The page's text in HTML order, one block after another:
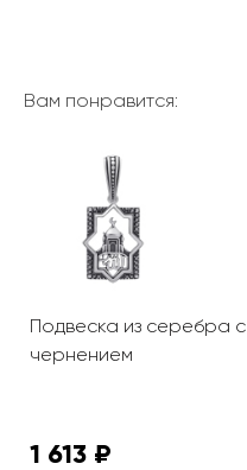
Вам понравится:
Подвеска из серебра с
чернением
1 613 ₽